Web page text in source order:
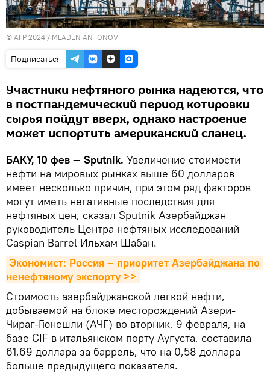
© AFP 2024 / MLADEN ANTONOV
Подписаться
Участники нефтяного рынка надеются, что
в постпандемический период котировки
сырья пойдут вверх, однако настроение
может испортить американский сланец.
БАКУ, 10 фев — Sputnik. Увеличение стоимости
нефти на мировых рынках выше 60 долларов
имеет несколько причин, при этом ряд факторов
могут иметь негативные последствия для
нефтяных цен, сказал Sputnik Азербайджан
руководитель Центра нефтяных исследований
Caspian Barrel Ильхам Шабан.
Экономист: Россия – приоритет Азербайджана по
ненефтяному экспорту >>
Стоимость азербайджанской легкой нефти,
добываемой на блоке месторождений Азери-
Чираг-Гюнешли (АЧГ) во вторник, 9 февраля, на
базе CIF в итальянском порту Аугуста, составила
61,69 доллара за баррель, что на 0,58 доллара
больше предыдущего показателя.